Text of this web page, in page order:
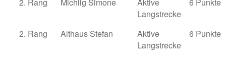
Langstrecke
2. Rang Althaus Stefan
Aktive
Langstrecke
6 Punkte